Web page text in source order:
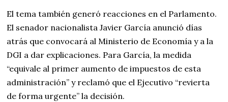
El tema también generó reacciones en el Parlamento.
El senador nacionalista Javier García anunció días
atrás que convocará al Ministerio de Economía y a la
DGI a dar explicaciones. Para García, la medida
“equivale al primer aumento de impuestos de esta
administración” y reclamó que el Ejecutivo “revierta
de forma urgente” la decisión.